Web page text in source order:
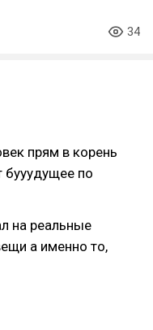
34
прям в корень
бууудущее по
на реальные
а именно то,